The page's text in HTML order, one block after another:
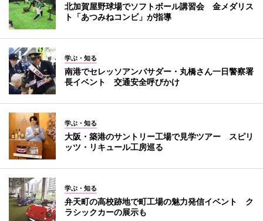
北加賀屋野球場でソフトボール講習会 金メダリス
ト「あつみねコンビ」が指導
学ぶ・知る
南港でセレッソアンバサダー・丸橋さん一日警察署
長イベント 交通安全呼びかけ
学ぶ・知る
大阪・築港のサントリー工場で見学ツアー スピリ
ッツ・リキュール工房巡る
学ぶ・知る
弁天町の高校跡地で町工場の魅力発信イベント ク
ラシックカーの展示も